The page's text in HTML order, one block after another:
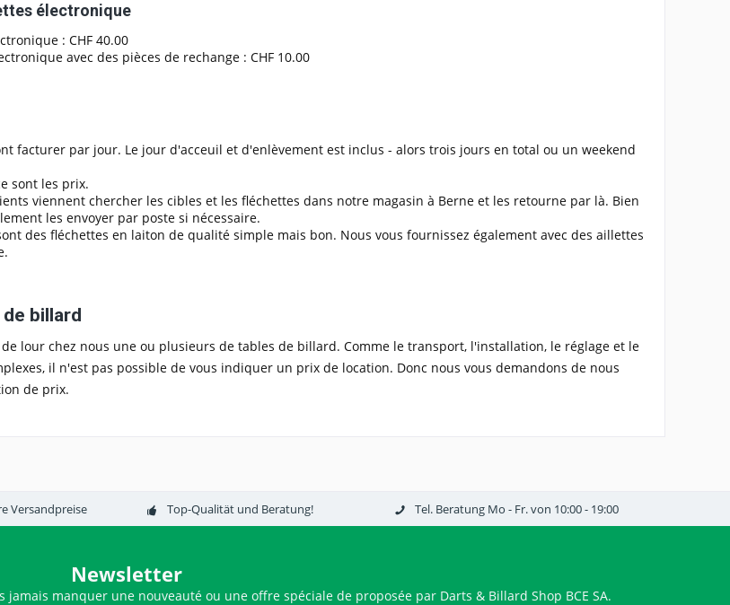
électronique
: CHF 40.00
avec des pièces de rechange : CHF 10.00
facturer par jour. Le jour d'acceuil et d'enlèvement est inclus - alors trois jours en total ou un weekend
sont les prix.
viennent chercher les cibles et les fléchettes dans notre magasin à Berne et les retourne par là. Bien
les envoyer par poste si nécessaire.
des fléchettes en laiton de qualité simple mais bon. Nous vous fournissez également avec des aillettes
billard
lour chez nous une ou plusieurs de tables de billard. Comme le transport, l'installation, le réglage et le
il n'est pas possible de vous indiquer un prix de location. Donc nous vous demandons de nous
de prix.
Versandpreise Top-Qualität und Beratung! Tel. Beratung Mo - Fr. von 10:00 - 19:00
Newsletter
manquer une nouveauté ou une offre spéciale de proposée par Darts & Billard Shop BCE SA.